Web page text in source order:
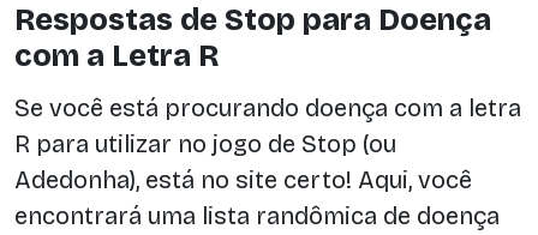
Respostas de Stop para Doença
com a Letra R
Se você está procurando doença com a letra
R para utilizar no jogo de Stop (ou
Adedonha), está no site certo! Aqui, você
encontrará uma lista randômica de doença